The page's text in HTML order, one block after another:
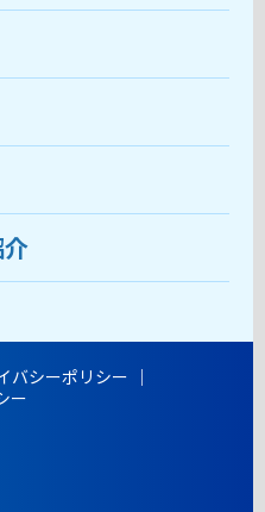
座
バシーポリシー
ー